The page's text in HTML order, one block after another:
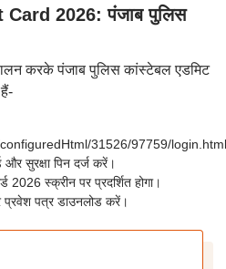
2026: पंजाब पुलिस
करके पंजाब पुलिस कांस्टेबल एडमिट
31526/97759/login.html
सुरक्षा पिन दर्ज करें।
2026 स्क्रीन पर प्रदर्शित होगा।
पत्र डाउनलोड करें।